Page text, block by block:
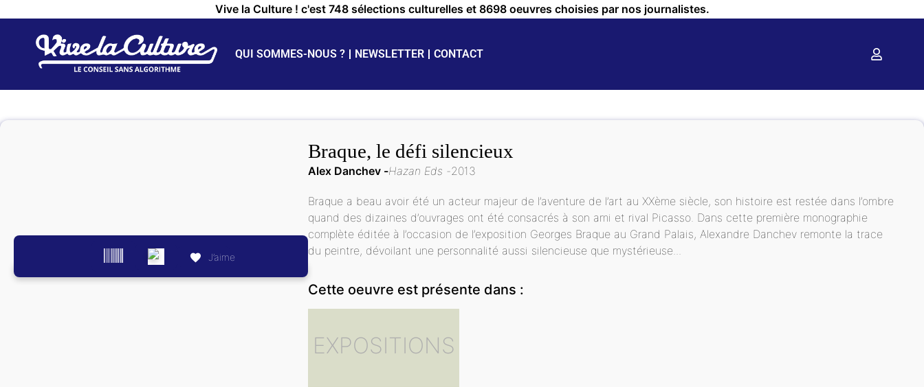
Vive la Culture ! c'est 748 sélections culturelles et 8698 oeuvres choisies par nos journalistes.
QUI SOMMES-NOUS ? NEWSLETTER CONTACT
J’aime
Braque, le défi silencieux
Alex Danchev Hazan Eds 2013
Braque a beau avoir été un acteur majeur de l’aventure de l’art au XXème siècle, son histoire est restée dans l’ombre
quand des dizaines d’ouvrages ont été consacrés à son ami et rival Picasso. Dans cette première monographie
complète éditée à l’occasion de l’exposition Georges Braque au Grand Palais, Alexandre Danchev remonte la trace
du peintre, dévoilant une personnalité aussi silencieuse que mystérieuse...
Cette oeuvre est présente dans :
EXPOSITIONS